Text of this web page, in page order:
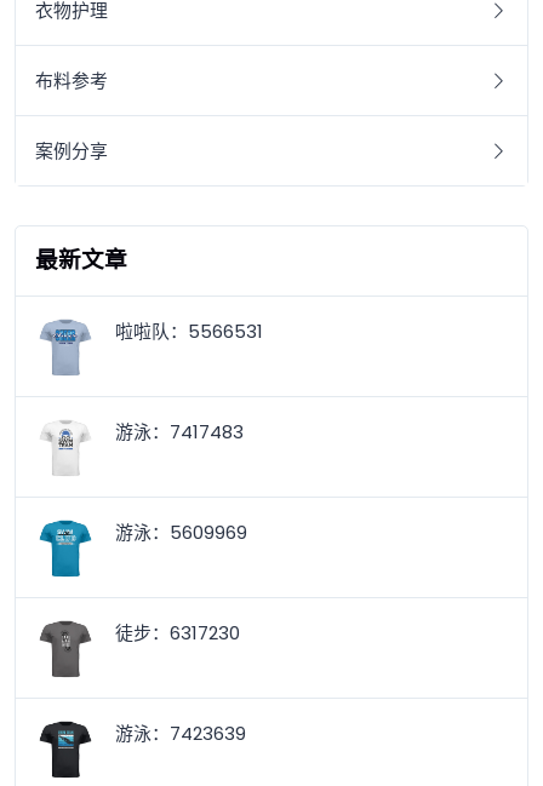
衣物护理
布料参考
案例分享
最新文章
啦啦队：5566531
游泳：7417483
游泳：5609969
徒步：6317230
游泳：7423639